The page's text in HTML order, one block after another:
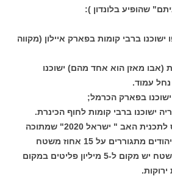
שהופיע בלונדון ):
יפו ישוכנו ברבי קומות בפארק איילון (מקווה
(אבו מאזן הוא אחד מהם) ישוכנו
עמוד.
ישוכנו בפארק הכרמל;
· אבו סיטה מתייחס לתכנית האב " ישראל 2020" שמתוכה
למד כי 80 אחוז מהיהודים מתגוררים על 15 אחוז משטח
המדינה. בכל יתר השטח יש מקום ל-5 מיליון פליטים במקום
ירוקות.